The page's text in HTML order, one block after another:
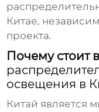
Китае,
проекта.
Почему стоит
освещения в
Китай является